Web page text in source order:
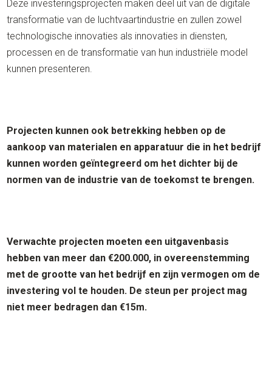
Deze investeringsprojecten maken deel uit van de digitale
transformatie van de luchtvaartindustrie en zullen zowel
technologische innovaties als innovaties in diensten,
processen en de transformatie van hun industriële model
kunnen presenteren.
Projecten kunnen ook betrekking hebben op de
aankoop van materialen en apparatuur die in het bedrijf
kunnen worden geïntegreerd om het dichter bij de
normen van de industrie van de toekomst te brengen.
Verwachte projecten moeten een uitgavenbasis
hebben van meer dan €200.000, in overeenstemming
met de grootte van het bedrijf en zijn vermogen om de
investering vol te houden. De steun per project mag
niet meer bedragen dan €15m.